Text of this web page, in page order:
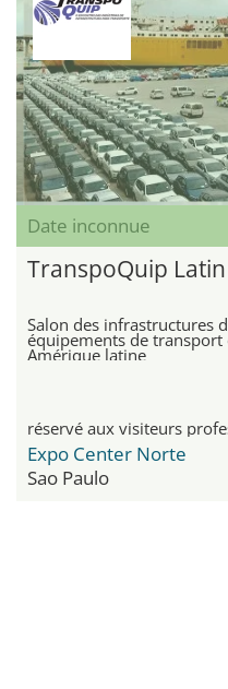
Date inconnue
TranspoQuip
Salon des infrastructures
équipements de transport
Amérique latine
réservé aux visiteurs
Expo Center Norte
Sao Paulo